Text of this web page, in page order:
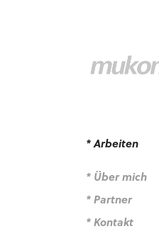
* Arbeiten
* Über mich
* Partner
* Kontakt